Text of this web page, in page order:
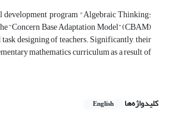
development program "Algebraic Thinking:
“Concern Base Adaptation Model” (CBAM)
designing of teachers. Significantly, their
mathematics curriculum as a result of
کلیدواژه‌ها English